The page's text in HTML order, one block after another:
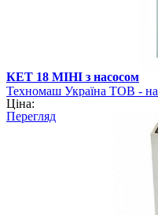
КЕТ 18 МІНІ з насосом
Техномаш Україна ТОВ -
Ціна:
Перегляд